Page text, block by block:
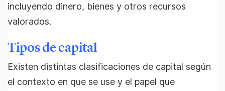
incluyendo dinero, bienes y otros recursos
valorados.
Tipos de capital
Existen distintas clasificaciones de capital según
el contexto en que se use y el papel que